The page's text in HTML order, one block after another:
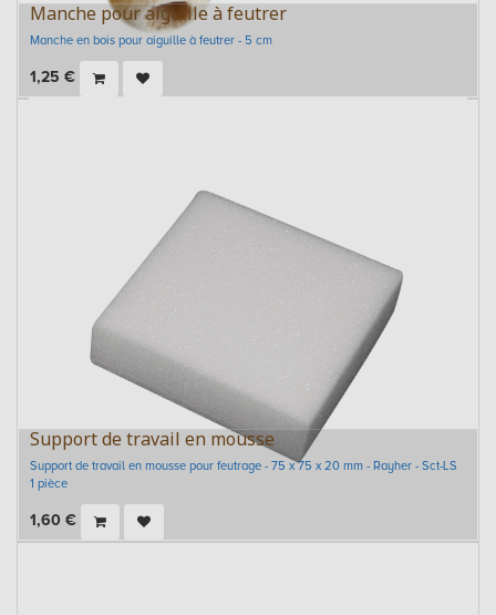
Manche pour aiguille à feutrer
Manche en bois pour aiguille à feutrer - 5 cm
1,25 €
Support de travail en mousse
Support de travail en mousse pour feutrage - 75 x 75 x 20 mm - Rayher - Sct-LS
1 pièce
1,60 €